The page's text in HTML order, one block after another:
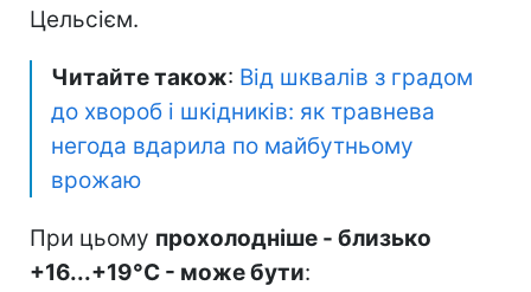
Цельсієм.
Читайте також: Від шквалів з градом
до хвороб і шкідників: як травнева
негода вдарила по майбутньому
врожаю
При цьому прохолодніше - близько
+16...+19°С - може бути: